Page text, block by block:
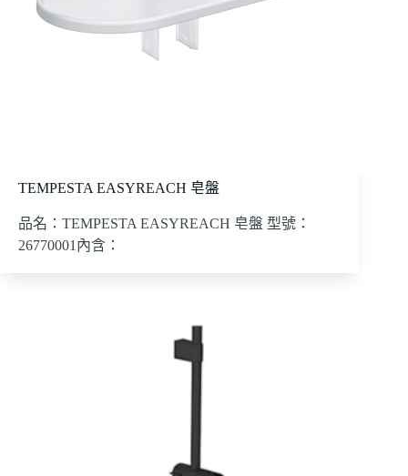
TEMPESTA EASYREACH 皂盤
品名：TEMPESTA EASYREACH 皂盤 型號：
26770001內含：